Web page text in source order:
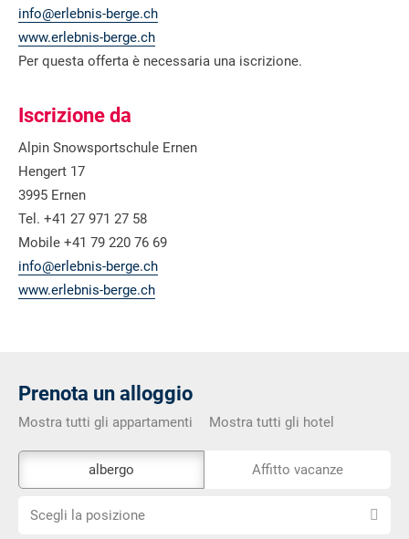
info@erlebnis-berge.ch
www.erlebnis-berge.ch
Per questa offerta è necessaria una iscrizione.
Iscrizione da
Alpin Snowsportschule Ernen
Hengert 17
3995 Ernen
Tel. +41 27 971 27 58
Mobile +41 79 220 76 69
info@erlebnis-berge.ch
www.erlebnis-berge.ch
Prenota un alloggio
Mostra tutti gli appartamenti Mostra tutti gli hotel
strumento
albergo Affitto vacanze
Scegli
Scegli la posizione